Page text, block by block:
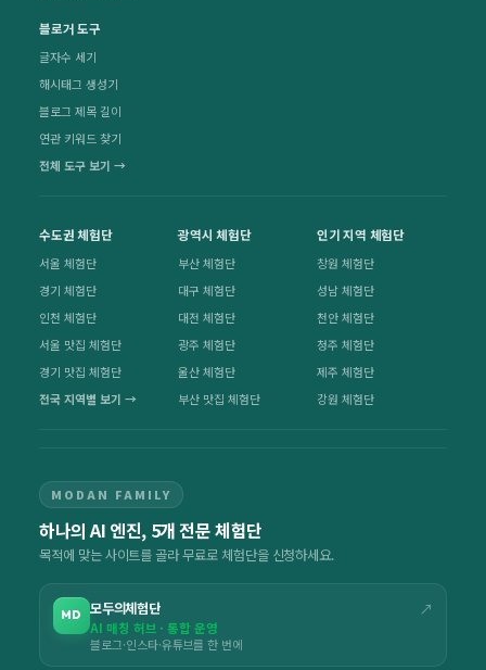
블로거 도구
글자수 세기
해시태그 생성기
블로그 제목 길이
연관 키워드 찾기
전체 도구 보기 →
수도권 체험단
서울 체험단
경기 체험단
인천 체험단
서울 맛집 체험단
경기 맛집 체험단
전국 지역별 보기 →
광역시 체험단
부산 체험단
대구 체험단
대전 체험단
광주 체험단
울산 체험단
부산 맛집 체험단
인기 지역 체험단
창원 체험단
성남 체험단
천안 체험단
청주 체험단
제주 체험단
강원 체험단
MODAN FAMILY
하나의 AI 엔진, 5개 전문 체험단
목적에 맞는 사이트를 골라 무료로 체험단을 신청하세요.
MD 모두의체험단 ↗
AI 매칭 허브 · 통합 운영
블로그·인스타·유튜브를 한 번에